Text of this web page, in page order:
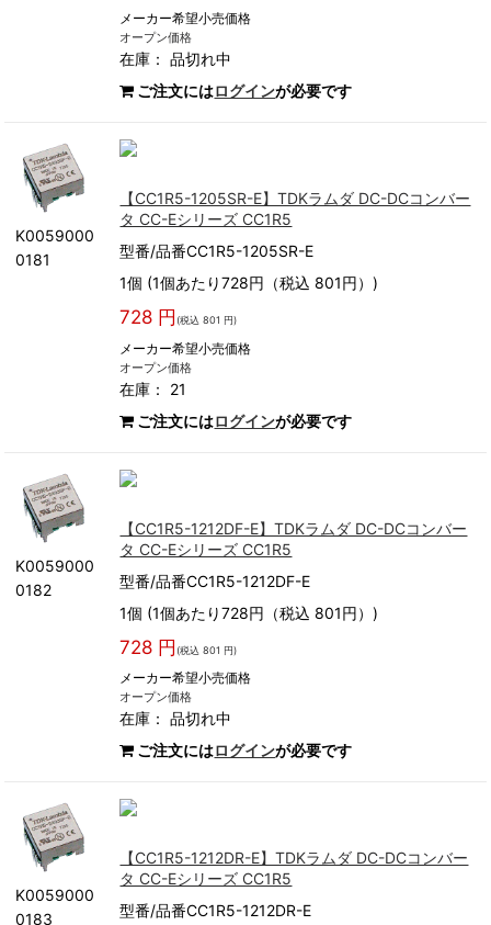
メーカー希望小売価格
オープン価格
在庫：品切れ中
ご注文にはログインが必要です
K0059000
0181
【CC1R5-1205SR-E】TDKラムダ DC-DCコンバー
タ CC-Eシリーズ CC1R5
型番/品番CC1R5-1205SR-E
1個 (1個あたり728円（税込 801円）)
728 円 (税込 801 円)
メーカー希望小売価格
オープン価格
在庫： 21
ご注文にはログインが必要です
K0059000
0182
【CC1R5-1212DF-E】TDKラムダ DC-DCコンバー
タ CC-Eシリーズ CC1R5
型番/品番CC1R5-1212DF-E
1個 (1個あたり728円（税込 801円）)
728 円 (税込 801 円)
メーカー希望小売価格
オープン価格
在庫：品切れ中
ご注文にはログインが必要です
K0059000
0183
【CC1R5-1212DR-E】TDKラムダ DC-DCコンバー
タ CC-Eシリーズ CC1R5
型番/品番CC1R5-1212DR-E